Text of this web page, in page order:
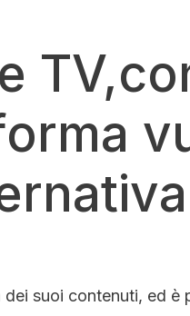
suoi contenuti, ed è